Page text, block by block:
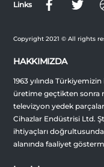
Links
Copyright 2021 © All rights
HAKKIMIZDA
1963 yılında
üretime geçtikten sonra
televizyon yedek
Cihazlar Endüstrisi Ltd.
ihtiyaçları
alanında faaliyet